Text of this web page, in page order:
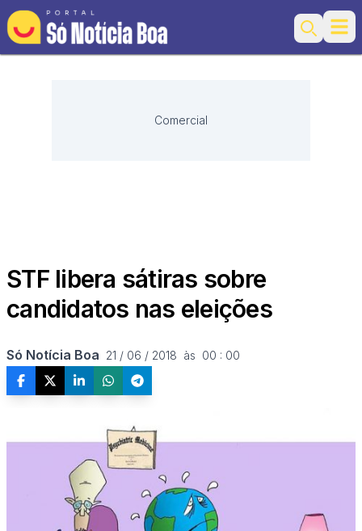
Search
Comercial
STF libera sátiras sobre
candidatos nas eleições
Só Notícia Boa 21 / 06 / 2018  às  00 : 00